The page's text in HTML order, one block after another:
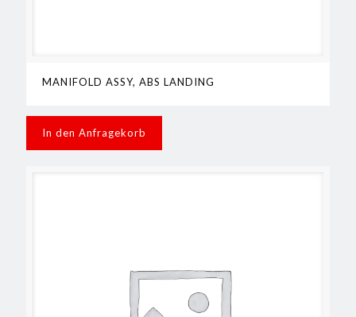
MANIFOLD ASSY, ABS LANDING
In den Anfragekorb